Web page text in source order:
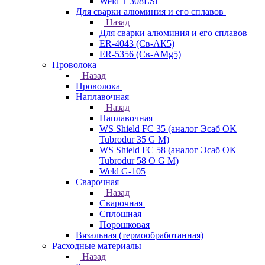
Для сварки алюминия и его сплавов
Назад
Для сварки алюминия и его сплавов
ER-4043 (Св-АК5)
ER-5356 (Св-АМg5)
Проволока
Назад
Проволока
Наплавочная
Назад
Наплавочная
WS Shield FC 35 (аналог Эсаб OK
Tubrodur 35 G M)
WS Shield FC 58 (аналог Эсаб OK
Tubrodur 58 O G M)
Weld G-105
Сварочная
Назад
Сварочная
Сплошная
Порошковая
Вязальная (термообработанная)
Расходные материалы
Назад